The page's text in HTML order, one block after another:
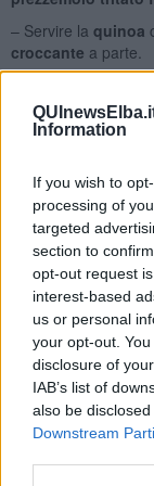
Information
If you wish to
processing of
targeted
section to
opt-out request
interest-based
us or personal
your opt-out.
disclosure of
IAB’s list of
also be
Downstream
– Servire la quinoa
croccante a parte.
Rubina Rovini
Se vuoi leggere le
Newsletter
mattino
Basta cliccareQUI
Se vuoi leggere le
Newsletter
alle 20:00
Basta cliccareQUI